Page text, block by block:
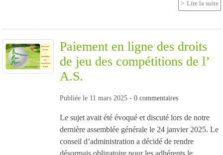
Lire la suite
Paiement en ligne des droits
de jeu des compétitions de l’
A.S.
Publiée le 11 mars 2025 - 0 commentaires
Le sujet avait été évoqué et discuté lors de notre
dernière assemblée générale le 24 janvier 2025. Le
conseil d’administration a décidé de rendre
désormais obligatoire pour les adhérents le